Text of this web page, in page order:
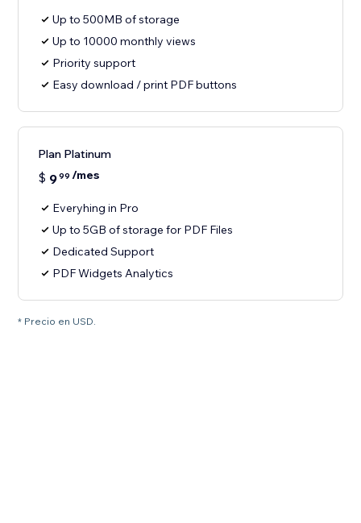
Up to 500MB of storage
Up to 10000 monthly views
Priority support
Easy download / print PDF buttons
Plan Platinum
$ 999 /mes
Everyhing in Pro
Up to 5GB of storage for PDF Files
Dedicated Support
PDF Widgets Analytics
* Precio en USD.